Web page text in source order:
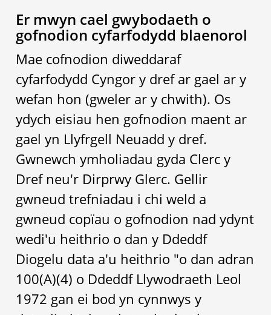
Er mwyn cael gwybodaeth o
gofnodion cyfarfodydd blaenorol
Mae cofnodion diweddaraf
cyfarfodydd Cyngor y dref ar gael ar y
wefan hon (gweler ar y chwith). Os
ydych eisiau hen gofnodion maent ar
gael yn Llyfrgell Neuadd y dref.
Gwnewch ymholiadau gyda Clerc y
Dref neu'r Dirprwy Glerc. Gellir
gwneud trefniadau i chi weld a
gwneud copïau o gofnodion nad ydynt
wedi'u heithrio o dan y Ddeddf
Diogelu data a'u heithrio "o dan adran
100(A)(4) o Ddeddf Llywodraeth Leol
1972 gan ei bod yn cynnwys y